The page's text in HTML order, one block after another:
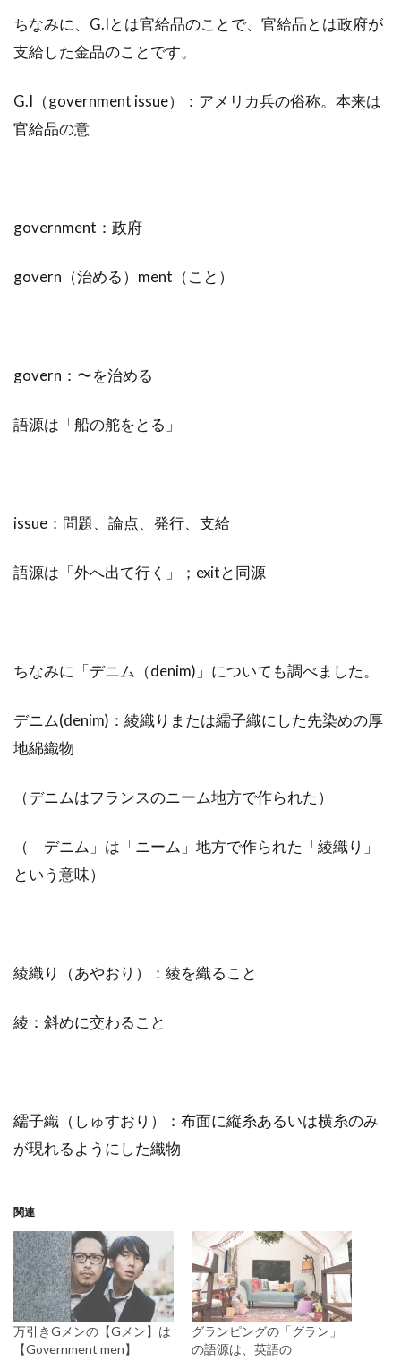
ちなみに、G.Iとは官給品のことで、官給品とは政府が
支給した金品のことです。
G.I（government issue）：アメリカ兵の俗称。本来は
官給品の意
government：政府
govern（治める）ment（こと）
govern：〜を治める
語源は「船の舵をとる」
issue：問題、論点、発行、支給
語源は「外へ出て行く」；exitと同源
ちなみに「デニム（denim)」についても調べました。
デニム(denim)：綾織りまたは繻子織にした先染めの厚
地綿織物
（デニムはフランスのニーム地方で作られた）
（「デニム」は「ニーム」地方で作られた「綾織り」
という意味）
綾織り（あやおり）：綾を織ること
綾：斜めに交わること
繻子織（しゅすおり）：布面に縦糸あるいは横糸のみ
が現れるようにした織物
関連
万引きGメンの【Gメン】は
【Government men】
グランピングの「グラン」
の語源は、英語の